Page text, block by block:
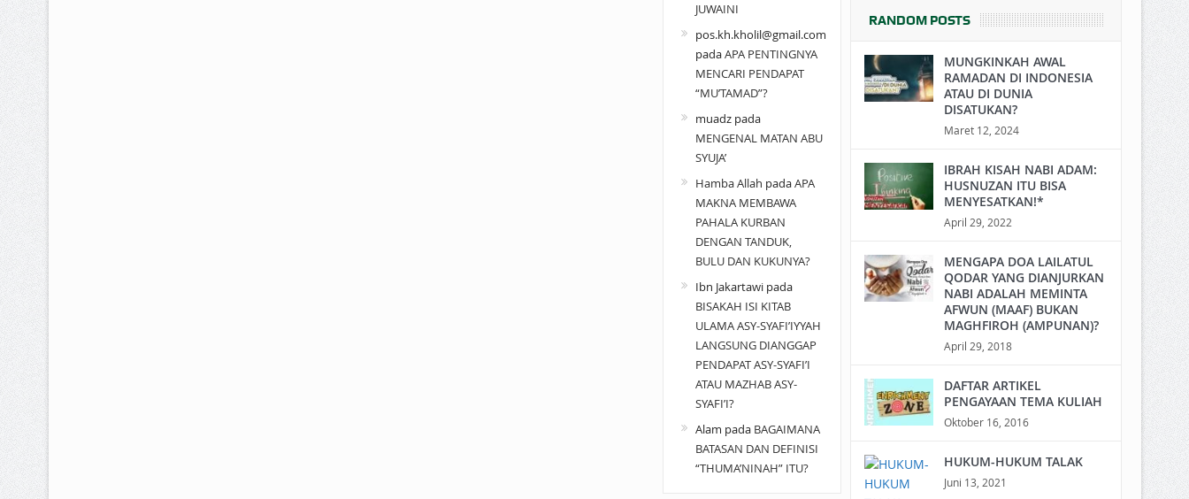
JUWAINI
pos.kh.kholil@gmail.com
padaAPA PENTINGNYA
MENCARI PENDAPAT
“MU’TAMAD”?
muadzpada
MENGENAL MATAN ABU
SYUJA’
Hamba Allah padaAPA
MAKNA MEMBAWA
PAHALA KURBAN
DENGAN TANDUK,
BULU DAN KUKUNYA?
Ibn Jakartawipada
BISAKAH ISI KITAB
ULAMA ASY-SYAFI’IYYAH
LANGSUNG DIANGGAP
PENDAPAT ASY-SYAFI’I
ATAU MAZHAB ASY-
SYAFI’I?
Alam pada BAGAIMANA
BATASAN DAN DEFINISI
“THUMA’NINAH” ITU?
RANDOM POSTS
MUNGKINKAH AWAL
RAMADAN DI INDONESIA
ATAU DI DUNIA
DISATUKAN?
Maret 12, 2024
IBRAH KISAH NABI ADAM:
HUSNUZAN ITU BISA
MENYESATKAN!*
April 29, 2022
MENGAPA DOA LAILATUL
QODAR YANG DIANJURKAN
NABI ADALAH MEMINTA
AFWUN (MAAF) BUKAN
MAGHFIROH (AMPUNAN)?
April 29, 2018
DAFTAR ARTIKEL
PENGAYAAN TEMA KULIAH
Oktober 16, 2016
HUKUM-HUKUM TALAK
Juni 13, 2021